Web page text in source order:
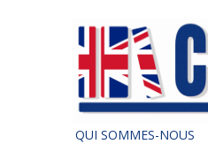
QUI SOMMES-NOUS